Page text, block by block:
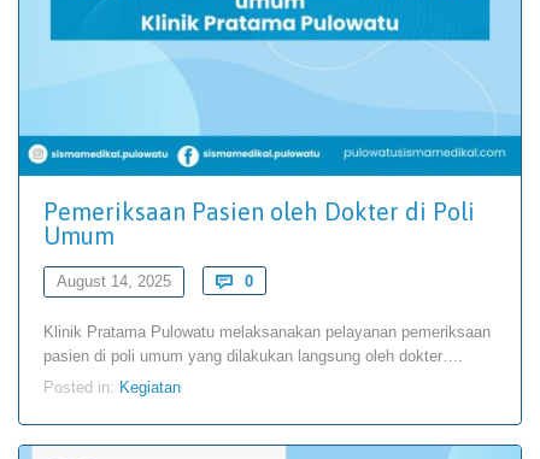
Pemeriksaan Pasien oleh Dokter di Poli
Umum
August 14, 2025  0Comments
Klinik Pratama Pulowatu melaksanakan pelayanan pemeriksaan
pasien di poli umum yang dilakukan langsung oleh dokter….
Posted in: Kegiatan